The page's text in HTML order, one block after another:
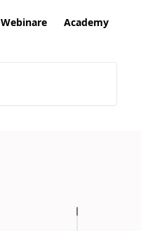
Webinare Academy